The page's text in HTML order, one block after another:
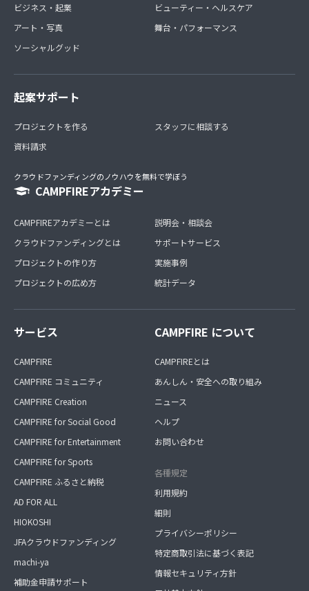
ビジネス・起業
アート・写真
ソーシャルグッド
ビューティー・ヘルスケア
舞台・パフォーマンス
起案サポート
プロジェクトを作る
資料請求
スタッフに相談する
クラウドファンディングのノウハウを無料で学ぼう
CAMPFIREアカデミー
CAMPFIREアカデミーとは
クラウドファンディングとは
プロジェクトの作り方
プロジェクトの広め方
説明会・相談会
サポートサービス
実施事例
統計データ
サービス
CAMPFIRE
CAMPFIRE コミュニティ
CAMPFIRE Creation
CAMPFIRE for Social Good
CAMPFIRE for Entertainment
CAMPFIRE for Sports
CAMPFIRE ふるさと納税
AD FOR ALL
HIOKOSHI
JFAクラウドファンディング
machi-ya
補助金申請サポート
CAMPFIRE について
CAMPFIREとは
あんしん・安全への取り組み
ニュース
ヘルプ
お問い合わせ
各種規定
利用規約
細則
プライバシーポリシー
特定商取引法に基づく表記
情報セキュリティ方針